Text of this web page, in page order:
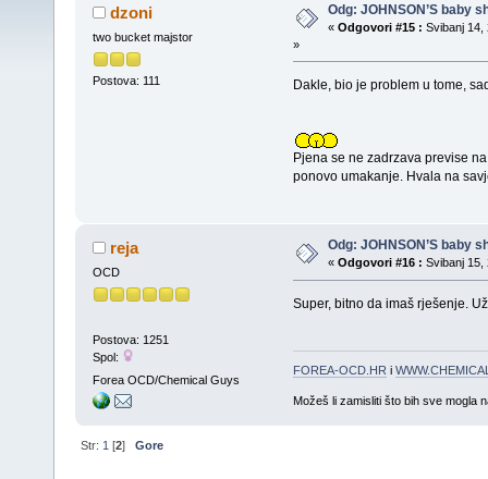
dzoni
two bucket majstor
Postova: 111
Odg: JOHNSON’S baby
« Odgovori #15 : Svibanj 14,
»
Dakle, bio je problem u tome,
Pjena se ne zadrzava previse
ponovo umakanje. Hvala na
reja
OCD
Postova: 1251
Spol:
Forea OCD/Chemical Guys
Odg: JOHNSON’S baby
« Odgovori #16 : Svibanj 15,
Super, bitno da imaš rješenje.
FOREA-OCD.HRi
Možeš li zamisliti što bih sve mogla
Str: 1 [2]Gore